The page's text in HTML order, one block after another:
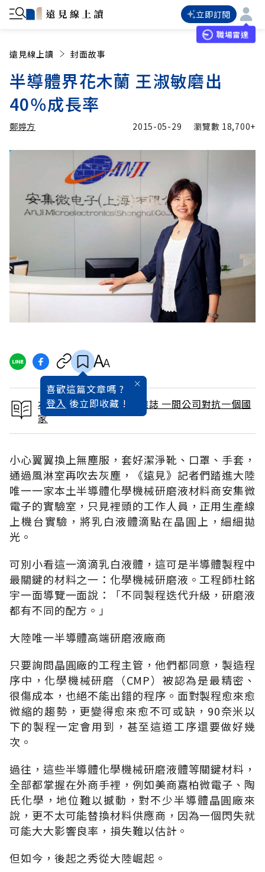
立即訂閱
職場雷達
遠見線上讀 封面故事
半導體界花木蘭 王淑敏磨出
40％成長率
鄭婷方
加入追蹤
2015-05-29 瀏覽數 18,700+
喜歡這篇文章嗎 ?
登入 後立即收藏 !
本文出自 2015 / 6月號雜誌 一間公司對抗一個國
家
小心翼翼換上無塵服，套好潔淨靴、口罩、手套，
通過風淋室再吹去灰塵，《遠見》記者們踏進大陸
唯一一家本土半導體化學機械研磨液材料商安集微
電子的實驗室，只見裡頭的工作人員，正用生產線
上機台實驗，將乳白液體滴點在晶圓上，細細拋
光。
可別小看這一滴滴乳白液體，這可是半導體製程中
最關鍵的材料之一：化學機械研磨液。工程師杜銘
宇一面導覽一面說：「不同製程迭代升級，研磨液
都有不同的配方。」
大陸唯一半導體高端研磨液廠商
只要詢問晶圓廠的工程主管，他們都同意，製造程
序中，化學機械研磨（CMP）被認為是最精密、
很傷成本，也絕不能出錯的程序。面對製程愈來愈
微縮的趨勢，更變得愈來愈不可或缺，90奈米以
下的製程一定會用到，甚至這道工序還要做好幾
次。
過往，這些半導體化學機械研磨液體等關鍵材料，
全部都掌握在外商手裡，例如美商嘉柏微電子、陶
氏化學，地位難以撼動，對不少半導體晶圓廠來
說，更不太可能替換材料供應商，因為一個閃失就
可能大大影響良率，損失難以估計。
但如今，後起之秀從大陸崛起。